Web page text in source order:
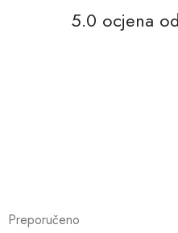
5.0 ocjena
Preporučeno